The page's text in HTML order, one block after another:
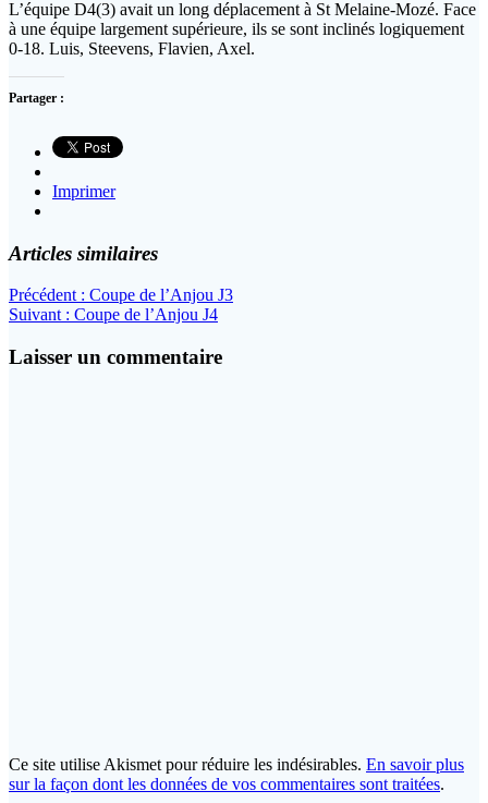
L’équipe D4(3) avait un long déplacement à St Melaine-Mozé. Face
à une équipe largement supérieure, ils se sont inclinés logiquement
0-18. Luis, Steevens, Flavien, Axel.
Partager :
Imprimer
Articles similaires
Navigation
de
l’article
Précédent : Article
précédent
Coupe de l’Anjou J3
Suivant : Article
Coupe de l’Anjou J4
Laisser un commentaire
Ce site utilise Akismet pour réduire les indésirables. En savoir plus
sur la façon dont les données de vos commentaires sont traitées.